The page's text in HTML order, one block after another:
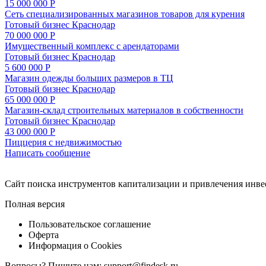
15 000 000 Р
Сеть специализированных магазинов товаров для курения
Готовый бизнес Краснодар
70 000 000 Р
Имущественный комплекс с арендаторами
Готовый бизнес Краснодар
5 600 000 Р
Магазин одежды больших размеров в ТЦ
Готовый бизнес Краснодар
65 000 000 Р
Магазин-склад строительных материалов в собственности
Готовый бизнес Краснодар
43 000 000 Р
Пиццерия с недвижимостью
Написать сообщение
Cайт поиска инструментов капитализации и привлечения
Полная версия
Пользовательское соглашение
Оферта
Информация о Cookies